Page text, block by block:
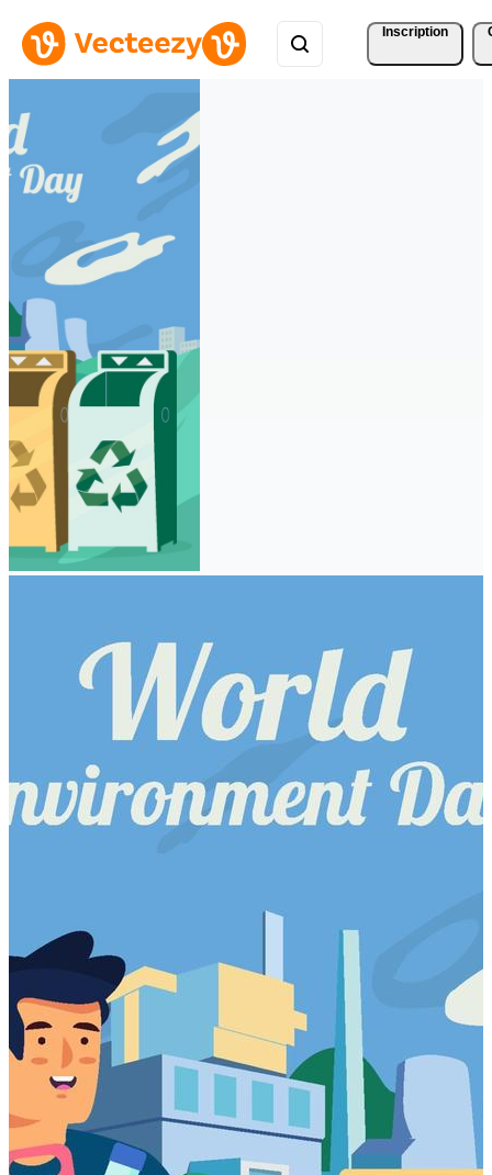
Inscription